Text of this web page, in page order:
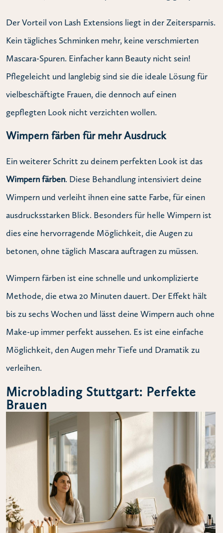
Der Vorteil von Lash Extensions liegt in der Zeitersparnis.
Kein tägliches Schminken mehr, keine verschmierten
Mascara-Spuren. Einfacher kann Beauty nicht sein!
Pflegeleicht und langlebig sind sie die ideale Lösung für
vielbeschäftigte Frauen, die dennoch auf einen
gepflegten Look nicht verzichten wollen.
Wimpern färben für mehr Ausdruck
Ein weiterer Schritt zu deinem perfekten Look ist das
Wimpern färben. Diese Behandlung intensiviert deine
Wimpern und verleiht ihnen eine satte Farbe, für einen
ausdrucksstarken Blick. Besonders für helle Wimpern ist
dies eine hervorragende Möglichkeit, die Augen zu
betonen, ohne täglich Mascara auftragen zu müssen.
Wimpern färben ist eine schnelle und unkomplizierte
Methode, die etwa 20 Minuten dauert. Der Effekt hält
bis zu sechs Wochen und lässt deine Wimpern auch ohne
Make-up immer perfekt aussehen. Es ist eine einfache
Möglichkeit, den Augen mehr Tiefe und Dramatik zu
verleihen.
Microblading Stuttgart: Perfekte
Brauen